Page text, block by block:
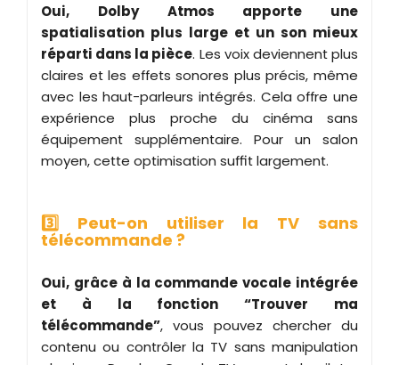
Oui, Dolby Atmos apporte une
spatialisation plus large et un son mieux
réparti dans la pièce. Les voix deviennent plus
claires et les effets sonores plus précis, même
avec les haut-parleurs intégrés. Cela offre une
expérience plus proche du cinéma sans
équipement supplémentaire. Pour un salon
moyen, cette optimisation suffit largement.
3️⃣ Peut-on utiliser la TV sans
télécommande ?
Oui, grâce à la commande vocale intégrée
et à la fonction “Trouver ma
télécommande”, vous pouvez chercher du
contenu ou contrôler la TV sans manipulation